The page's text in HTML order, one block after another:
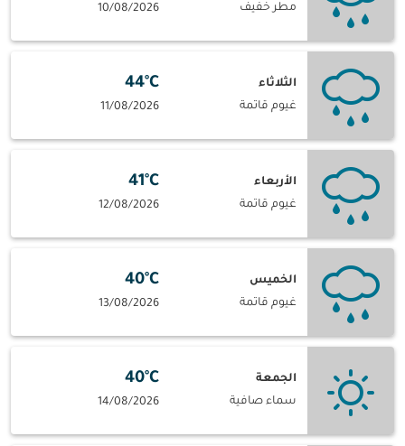
مطر خفيف
10/08/2026
الثلاثاء
غيوم قاتمة
44°C
11/08/2026
الأربعاء
غيوم قاتمة
41°C
12/08/2026
الخميس
غيوم قاتمة
40°C
13/08/2026
الجمعة
سماء صافية
40°C
14/08/2026